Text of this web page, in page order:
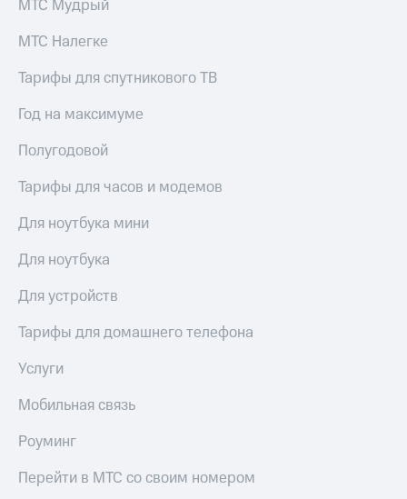
МТС Мудрый
МТС Налегке
Тарифы для спутникового ТВ
Год на максимуме
Полугодовой
Тарифы для часов и модемов
Для ноутбука мини
Для ноутбука
Для устройств
Тарифы для домашнего телефона
Услуги
Мобильная связь
Роуминг
Перейти в МТС со своим номером